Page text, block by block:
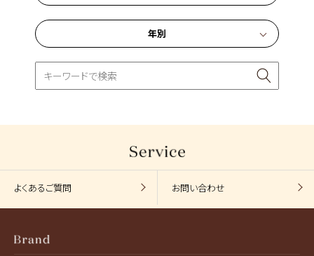
年別
よくあるご質問 お問い合わせ